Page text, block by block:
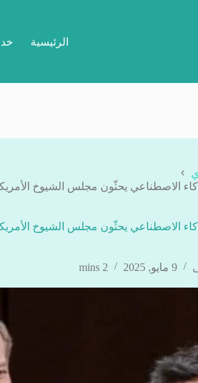
الرئيسية
الاصطناعي يحثّون مجلس الشيوخ
الاصطناعي يحثّون مجلس الشيوخ
9 مايو, 2025 2 mins